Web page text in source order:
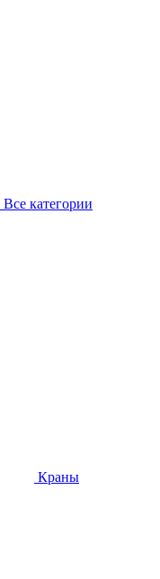
Все категории
Краны